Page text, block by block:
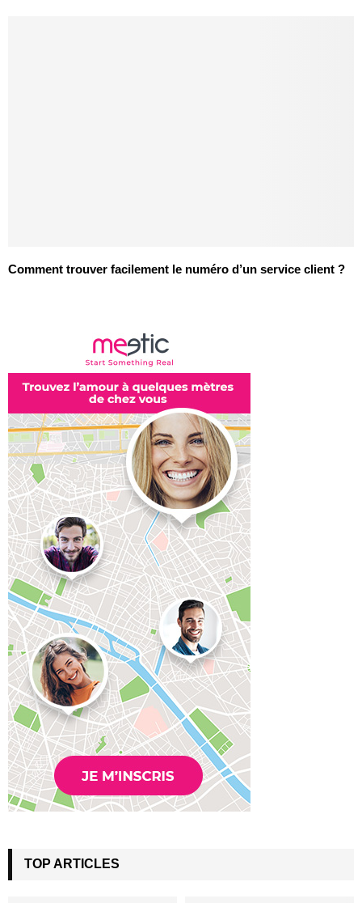
Comment trouver facilement le numéro d’un service client ?
TOP ARTICLES